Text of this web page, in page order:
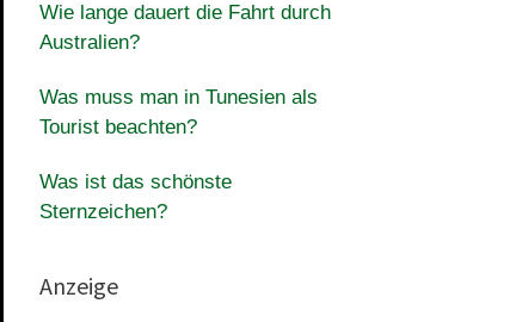
Wie lange dauert die Fahrt durch
Australien?
Was muss man in Tunesien als
Tourist beachten?
Was ist das schönste
Sternzeichen?
Anzeige